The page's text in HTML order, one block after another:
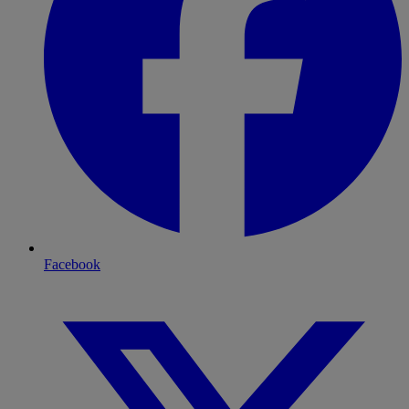
Facebook